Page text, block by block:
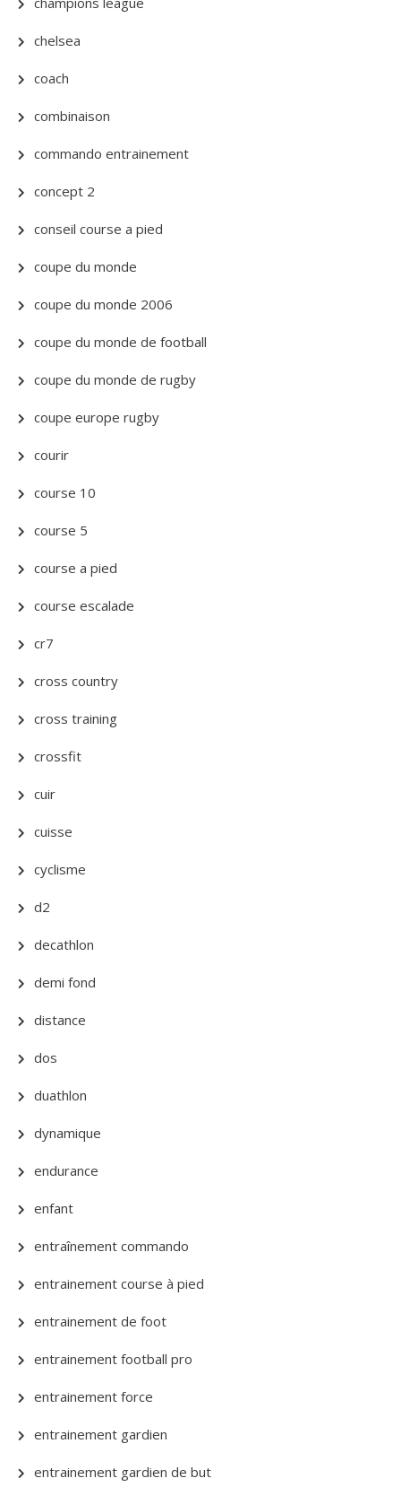
chelsea
coach
combinaison
commando entrainement
concept 2
conseil course a pied
coupe du monde
coupe du monde 2006
coupe du monde de football
coupe du monde de rugby
coupe europe rugby
courir
course 10
course 5
course a pied
course escalade
cr7
cross country
cross training
crossfit
cuir
cuisse
cyclisme
d2
decathlon
demi fond
distance
dos
duathlon
dynamique
endurance
enfant
entraînement commando
entrainement course à pied
entrainement de foot
entrainement football pro
entrainement force
entrainement gardien
entrainement gardien de but